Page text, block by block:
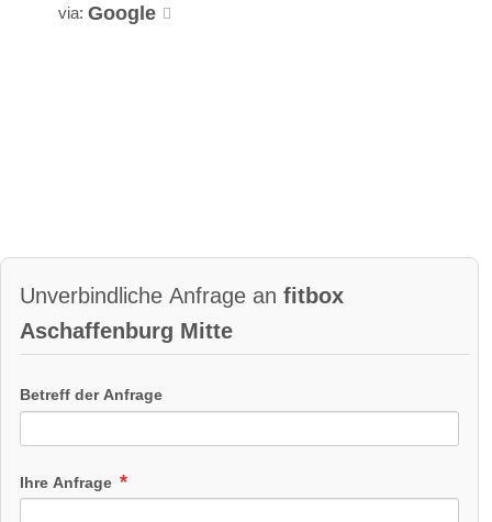
via: Google
Unverbindliche Anfrage an fitbox
Aschaffenburg Mitte
Betreff der Anfrage
Ihre Anfrage